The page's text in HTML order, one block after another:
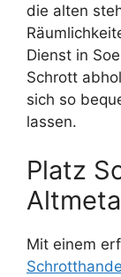
die alten
Dienst in
Schrott
sich so
lassen.
Platz
Mit einem